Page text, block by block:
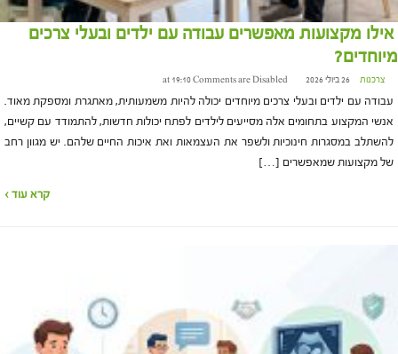
אילו מקצועות מאפשרים עבודה עם ילדים ובעלי צרכים
מיוחדים?
צרכנות 26 ביולי 2026 at 19:10 Comments are Disabled
עבודה עם ילדים ובעלי צרכים מיוחדים יכולה להיות משמעותית, מאתגרת ומספקת מאוד.
אנשי המקצוע בתחומים אלה מסייעים לילדים לפתח יכולות חדשות, להתמודד עם קשיים,
להשתלב במסגרות חינוכיות ולשפר את העצמאות ואת איכות החיים שלהם. יש מגוון רחב
של מקצועות שמאפשרים […]
קרא עוד ›